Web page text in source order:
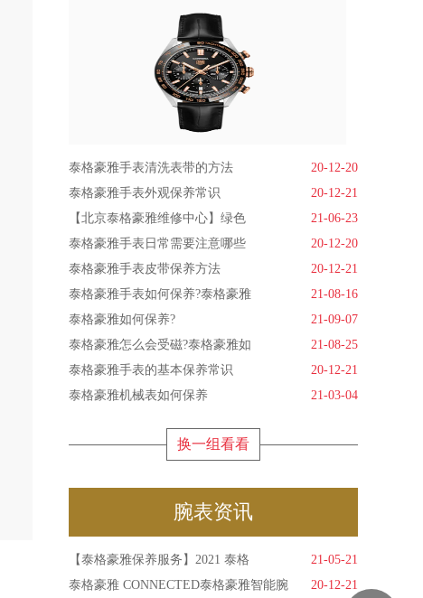
泰格豪雅手表清洗表带的方法
20-12-20
泰格豪雅手表外观保养常识
20-12-21
【北京泰格豪雅维修中心】绿色
21-06-23
泰格豪雅手表日常需要注意哪些
20-12-20
泰格豪雅手表皮带保养方法
20-12-21
泰格豪雅手表如何保养?泰格豪雅
21-08-16
泰格豪雅如何保养?
21-09-07
泰格豪雅怎么会受磁?泰格豪雅如
21-08-25
泰格豪雅手表的基本保养常识
20-12-21
泰格豪雅机械表如何保养
21-03-04
换一组看看
腕表资讯
【泰格豪雅保养服务】2021 泰格
21-05-21
泰格豪雅 CONNECTED泰格豪雅智能腕
20-12-21